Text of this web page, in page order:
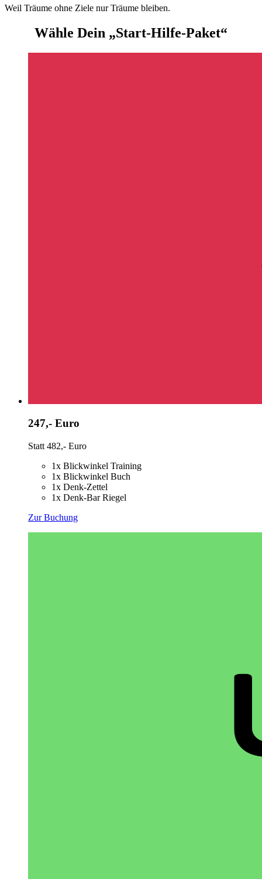
Weil Träume ohne Ziele nur Träume bleiben.
Wähle Dein „Start-Hilfe-Paket“
247,- Euro
Statt 482,- Euro
1x Blickwinkel Training
1x Blickwinkel Buch
1x Denk-Zettel
1x Denk-Bar Riegel
Zur Buchung